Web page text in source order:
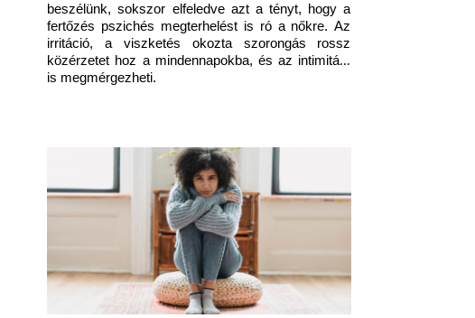
beszélünk, sokszor elfeledve azt a tényt, hogy a
fertőzés pszichés megterhelést is ró a nőkre. Az
irritáció, a viszketés okozta szorongás rossz
közérzetet hoz a mindennapokba, és az intimitást
is megmérgezheti.